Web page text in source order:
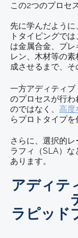
この2つのプロセ
先に学んだよう
トタイピングで
は金属合金、プ
レン、木材等の
成させるまで、そ
一方アディティ
のプロセスが行
のではなく、 高度
らプロトタイプを
さらに、選択的
ラフィ（SLA）
あります。
アディテ
ラピッド